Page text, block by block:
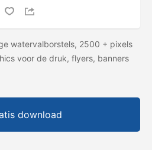
watervalborstels, 2500 + pixels
voor de druk, flyers, banners
download